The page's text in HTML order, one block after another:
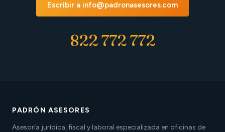
Escribir a info@padronasesores.com
822 772 772
PADRÓN ASESORES
Asesoría jurídica, fiscal y laboral especializada en oficinas de